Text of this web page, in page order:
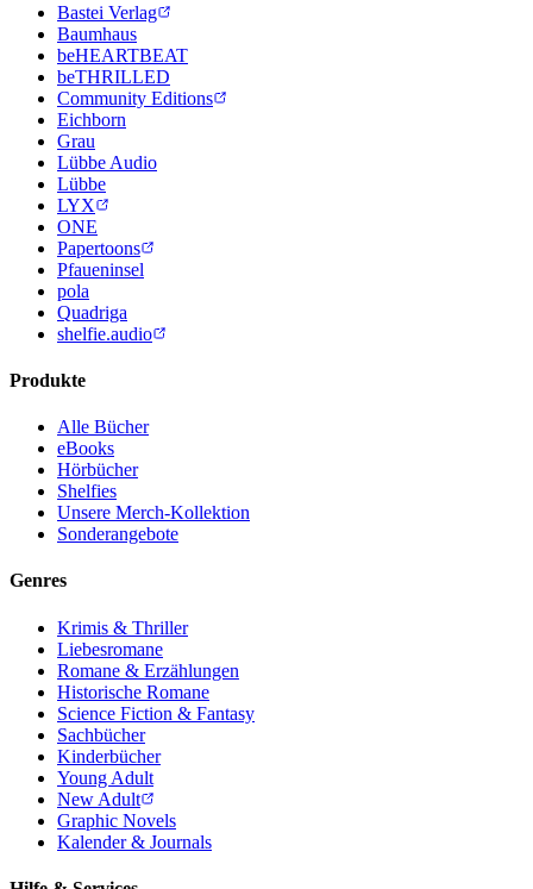
Bastei Verlag
Baumhaus
beHEARTBEAT
beTHRILLED
Community Editions
Eichborn
Grau
Lübbe Audio
Lübbe
LYX
ONE
Papertoons
Pfaueninsel
pola
Quadriga
shelfie.audio
Produkte
Alle Bücher
eBooks
Hörbücher
Shelfies
Unsere Merch-Kollektion
Sonderangebote
Genres
Krimis & Thriller
Liebesromane
Romane & Erzählungen
Historische Romane
Science Fiction & Fantasy
Sachbücher
Kinderbücher
Young Adult
New Adult
Graphic Novels
Kalender & Journals